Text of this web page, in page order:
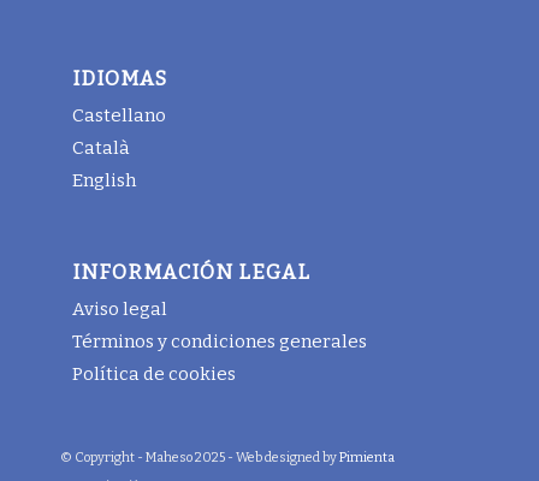
IDIOMAS
Castellano
Català
English
INFORMACIÓN LEGAL
Aviso legal
Términos y condiciones generales
Política de cookies
© Copyright - Maheso 2025 - Web designed byPimienta